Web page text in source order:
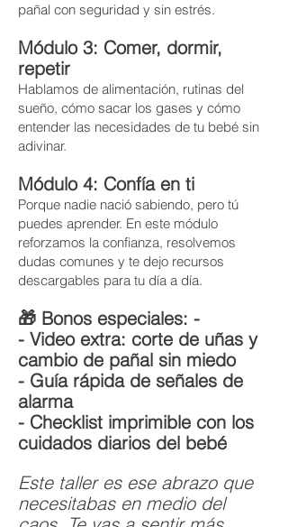
pañal con seguridad y sin estrés.
Módulo 3: Comer, dormir,
repetir
Hablamos de alimentación, rutinas del
sueño, cómo sacar los gases y cómo
entender las necesidades de tu bebé sin
adivinar.
Módulo 4: Confía en ti
Porque nadie nació sabiendo, pero tú
puedes aprender. En este módulo
reforzamos la confianza, resolvemos
dudas comunes y te dejo recursos
descargables para tu día a día.
🎁 Bonos especiales: -
- Video extra: corte de uñas y
cambio de pañal sin miedo
- Guía rápida de señales de
alarma
- Checklist imprimible con los
cuidados diarios del bebé
Este taller es ese abrazo que
necesitabas en medio del